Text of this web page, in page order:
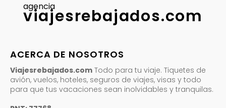
agencia
viajesrebajados.com
ACERCA DE NOSOTROS
Viajesrebajados.com Todo para tu viaje. Tiquetes de
avión, vuelos, hoteles, seguros de viajes, visas y todo
para que tus vacaciones sean inolvidables y tranquilas.